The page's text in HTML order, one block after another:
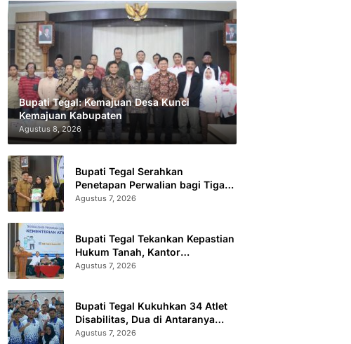
Bupati Tegal: Kemajuan Desa Kunci
Kemajuan Kabupaten
Agustus 8, 2026
Bupati Tegal Serahkan
Penetapan Perwalian bagi Tiga
Anak LKSA
Agustus 7, 2026
Bupati Tegal Tekankan Kepastian
Hukum Tanah, Kantor
Pertanahan Catat 296.869
Agustus 7, 2026
Bupati Tegal Kukuhkan 34 Atlet
Disabilitas, Dua di Antaranya
Berlaga di Level Dunia
Agustus 7, 2026